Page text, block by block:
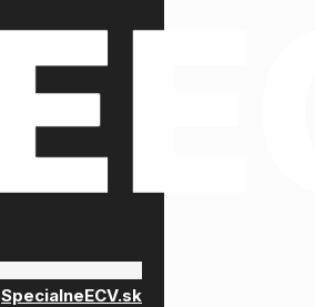
SpecialneECV.sk